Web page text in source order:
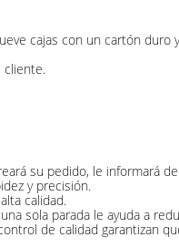
cajas con un cartón
cliente.
su pedido, le informará
y precisión.
calidad.
sola parada le ayuda a
de calidad garantizan